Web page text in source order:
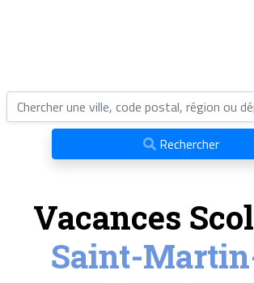
Rechercher
Vacances
Saint-